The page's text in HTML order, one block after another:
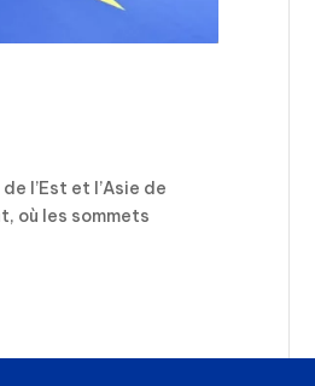
l’Est et l’Asie de
où les sommets